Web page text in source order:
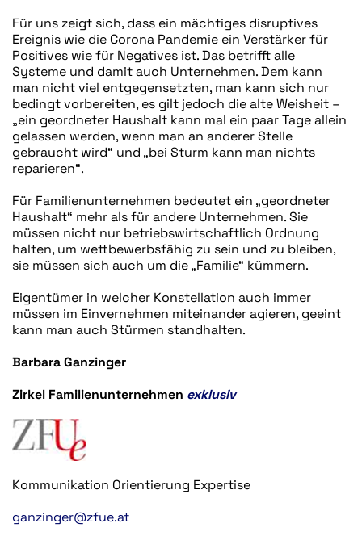
Für uns zeigt sich, dass ein mächtiges disruptives
Ereignis wie die Corona Pandemie ein Verstärker für
Positives wie für Negatives ist. Das betrifft alle
Systeme und damit auch Unternehmen. Dem kann
man nicht viel entgegensetzten, man kann sich nur
bedingt vorbereiten, es gilt jedoch die alte Weisheit –
„ein geordneter Haushalt kann mal ein paar Tage allein
gelassen werden, wenn man an anderer Stelle
gebraucht wird“ und „bei Sturm kann man nichts
reparieren“.
Für Familienunternehmen bedeutet ein „geordneter
Haushalt“ mehr als für andere Unternehmen. Sie
müssen nicht nur betriebswirtschaftlich Ordnung
halten, um wettbewerbsfähig zu sein und zu bleiben,
sie müssen sich auch um die „Familie“ kümmern.
Eigentümer in welcher Konstellation auch immer
müssen im Einvernehmen miteinander agieren, geeint
kann man auch Stürmen standhalten.
Barbara Ganzinger
Zirkel Familienunternehmen exklusiv
Kommunikation Orientierung Expertise
ganzinger@zfue.at